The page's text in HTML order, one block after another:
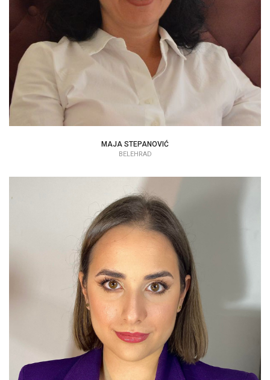
MAJA STEPANOVIĆ
BELEHRAD
ANA ANĐELKOVIĆ
PSYCHOLÓG